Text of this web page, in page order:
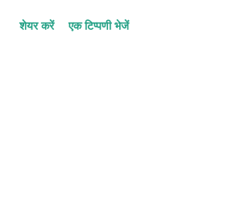
शेयर करें एक टिप्पणी भेजें